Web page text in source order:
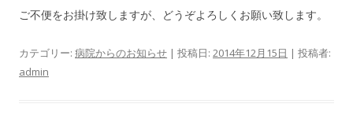
ご不便をお掛け致しますが、どうぞよろしくお願い致します。
カテゴリー: 病院からのお知らせ | 投稿日: 2014年12月15日 | 投稿者:
admin